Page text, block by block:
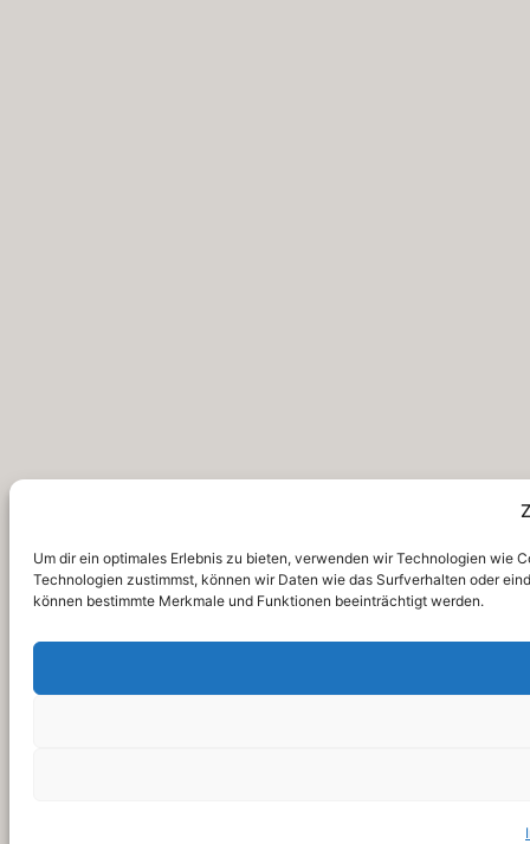
Um dir ein optimales Erlebnis zu bieten, verwenden wir Technologien wie
Technologien zustimmst, können wir Daten wie das Surfverhalten oder
können bestimmte Merkmale und Funktionen beeinträchtigt werden.